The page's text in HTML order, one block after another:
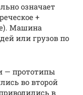
означает
+
Машина
или грузов по
— прототипы
во второй
в